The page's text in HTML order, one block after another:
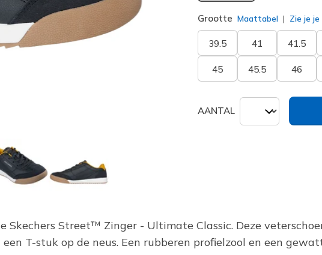
Grootte Maattabel Zie je
39.5 41 41.5
45 45.5 46
AANTAL
Skechers Street™ Zinger - Ultimate Classic. Deze
T-stuk op de neus. Een rubberen profielzool en een